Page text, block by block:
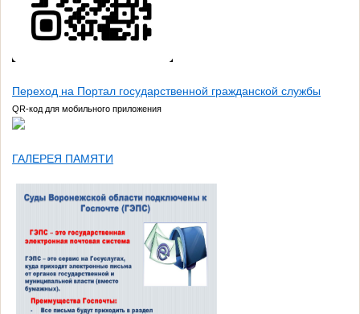
Переход на Портал государственной гражданской службы
QR-код для мобильного приложения
ГАЛЕРЕЯ ПАМЯТИ